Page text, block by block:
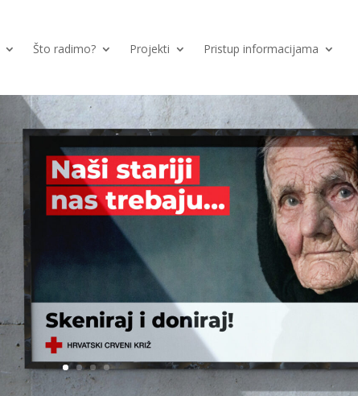
Što radimo? Projekti Pristup informacijama